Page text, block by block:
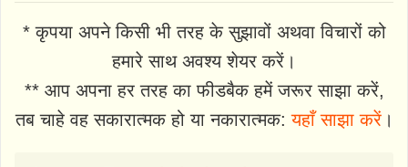
* कृपया अपने किसी भी तरह के सुझावों अथवा विचारों को
हमारे साथ अवश्य शेयर करें।
** आप अपना हर तरह का फीडबैक हमें जरूर साझा करें,
तब चाहे वह सकारात्मक हो या नकारात्मक:यहाँ साझा करें।